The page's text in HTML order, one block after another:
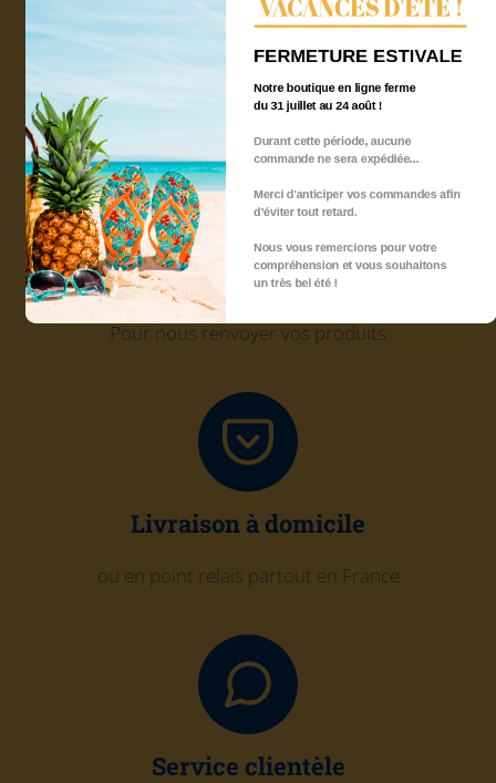
Click and Collect
Récupérez gratuitement votre commande chez
Quadri'7
Retour sous 14 jours
Pour nous renvoyer vos produits
Livraison à domicile
ou en point relais partout en France
Service clientèle
VACANCES D'ÉTÉ !
Notre boutique en ligne ferme
du 31 juillet au 24 août !
Durant cette période, aucune
commande ne sera expédiée...
Merci d'anticiper vos commandes afin
d’éviter tout retard.
Nous vous remercions pour votre
compréhension et vous souhaitons
un très bel été !
FERMETURE ESTIVALE